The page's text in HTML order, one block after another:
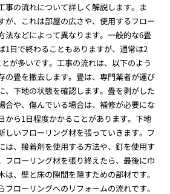
事の流れについて詳しく解説します。ま
が、これは部屋の広さや、使用するフロー
法などによって異なります。一般的な6畳
1日で終わることもありますが、通常は2
が多いです。工事の流れは、以下のよう
の畳を撤去します。畳は、専門業者が運び
、下地の状態を確認します。畳を剥がした
合や、傷んでいる場合は、補修が必要にな
から1日程度かかることがあります。下地
しいフローリング材を張っていきます。フ
は、接着剤を使用する方法や、釘を使用す
フローリング材を張り終えたら、最後に巾
は、壁と床の隙間を隠すための部材です。
フローリングへのリフォームの流れです。